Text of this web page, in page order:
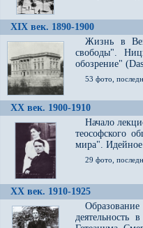
XIX век. 1890-1900
Жизнь в
свободы".
обозрение"
53 фото,
XX век. 1900-1910
Начало
теософского
мира". Идейное
29 фото,
XX век. 1910-1925
Образование
деятельность